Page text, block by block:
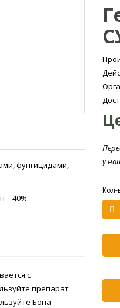
фунгицидами,
– 40%.
с
препарат
Бона
у
Кол-